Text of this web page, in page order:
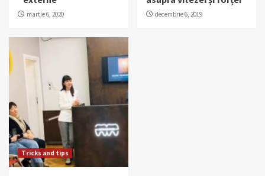
martie 6, 2020 decembrie 6, 2019
Tricks and tips